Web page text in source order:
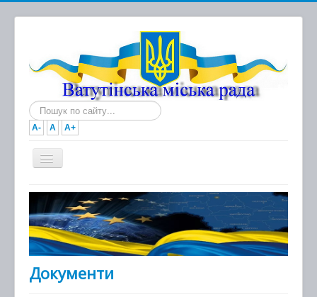
Пошук...
A- A A+
Головна
Новини
Документи
Документи